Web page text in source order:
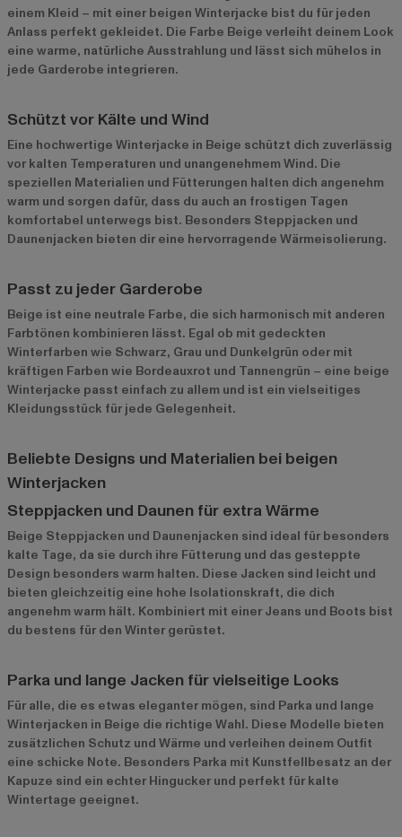
einem Kleid – mit einer beigen Winterjacke bist du für jeden
Anlass perfekt gekleidet. Die Farbe Beige verleiht deinem Look
eine warme, natürliche Ausstrahlung und lässt sich mühelos in
jede Garderobe integrieren.
Schützt vor Kälte und Wind
Eine hochwertige Winterjacke in Beige schützt dich zuverlässig
vor kalten Temperaturen und unangenehmem Wind. Die
speziellen Materialien und Fütterungen halten dich angenehm
warm und sorgen dafür, dass du auch an frostigen Tagen
komfortabel unterwegs bist. Besonders Steppjacken und
Daunenjacken bieten dir eine hervorragende Wärmeisolierung.
Passt zu jeder Garderobe
Beige ist eine neutrale Farbe, die sich harmonisch mit anderen
Farbtönen kombinieren lässt. Egal ob mit gedeckten
Winterfarben wie Schwarz, Grau und Dunkelgrün oder mit
kräftigen Farben wie Bordeauxrot und Tannengrün – eine beige
Winterjacke passt einfach zu allem und ist ein vielseitiges
Kleidungsstück für jede Gelegenheit.
Beliebte Designs und Materialien bei beigen
Winterjacken
Steppjacken und Daunen für extra Wärme
Beige Steppjacken und Daunenjacken sind ideal für besonders
kalte Tage, da sie durch ihre Fütterung und das gesteppte
Design besonders warm halten. Diese Jacken sind leicht und
bieten gleichzeitig eine hohe Isolationskraft, die dich
angenehm warm hält. Kombiniert mit einer Jeans und Boots bist
du bestens für den Winter gerüstet.
Parka und lange Jacken für vielseitige Looks
Für alle, die es etwas eleganter mögen, sind Parka und lange
Winterjacken in Beige die richtige Wahl. Diese Modelle bieten
zusätzlichen Schutz und Wärme und verleihen deinem Outfit
eine schicke Note. Besonders Parka mit Kunstfellbesatz an der
Kapuze sind ein echter Hingucker und perfekt für kalte
Wintertage geeignet.